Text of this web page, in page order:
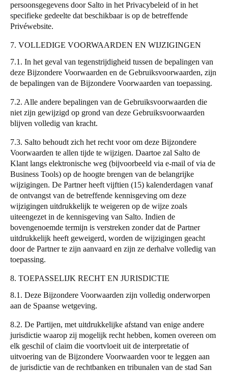
persoonsgegevens door Salto in het Privacybeleid of in het
specifieke gedeelte dat beschikbaar is op de betreffende
Privéwebsite.
7. VOLLEDIGE VOORWAARDEN EN WIJZIGINGEN
7.1. In het geval van tegenstrijdigheid tussen de bepalingen van
deze Bijzondere Voorwaarden en de Gebruiksvoorwaarden, zijn
de bepalingen van de Bijzondere Voorwaarden van toepassing.
7.2. Alle andere bepalingen van de Gebruiksvoorwaarden die
niet zijn gewijzigd op grond van deze Gebruiksvoorwaarden
blijven volledig van kracht.
7.3. Salto behoudt zich het recht voor om deze Bijzondere
Voorwaarden te allen tijde te wijzigen. Daartoe zal Salto de
Klant langs elektronische weg (bijvoorbeeld via e-mail of via de
Business Tools) op de hoogte brengen van de belangrijke
wijzigingen. De Partner heeft vijftien (15) kalenderdagen vanaf
de ontvangst van de betreffende kennisgeving om deze
wijzigingen uitdrukkelijk te weigeren op de wijze zoals
uiteengezet in de kennisgeving van Salto. Indien de
bovengenoemde termijn is verstreken zonder dat de Partner
uitdrukkelijk heeft geweigerd, worden de wijzigingen geacht
door de Partner te zijn aanvaard en zijn ze derhalve volledig van
toepassing.
8. TOEPASSELIJK RECHT EN JURISDICTIE
8.1. Deze Bijzondere Voorwaarden zijn volledig onderworpen
aan de Spaanse wetgeving.
8.2. De Partijen, met uitdrukkelijke afstand van enige andere
jurisdictie waarop zij mogelijk recht hebben, komen overeen om
elk geschil of claim die voortvloeit uit de interpretatie of
uitvoering van de Bijzondere Voorwaarden voor te leggen aan
de jurisdictie van de rechtbanken en tribunalen van de stad San